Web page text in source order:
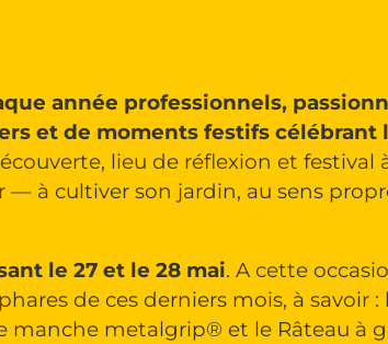
année professionnels,
et de moments festifs célébrant
lieu de réflexion et festival
à cultiver son jardin, au sens
le 27 et le 28 mai. A cette
de ces derniers mois, à savoir :
manche metalgrip® et le Râteau à